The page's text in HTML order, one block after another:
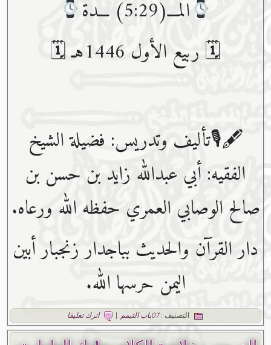
المـــ(5:29) ـــدة
🗓 ربيع الأول 1446هـ 🗓
🖋🎙تأليف وتدريس: فضيلة الشيخ
الفقيه: أبي عبدﷲ زايد بن حسن بن
صالح الوصابي العمري حفظه ﷲ ورعاه.
دار القرآن والحديث بباجدار زنجبار أبين
اليمن حرسها الله.
التصنيف :07باب التيمم | اترك تعليقا